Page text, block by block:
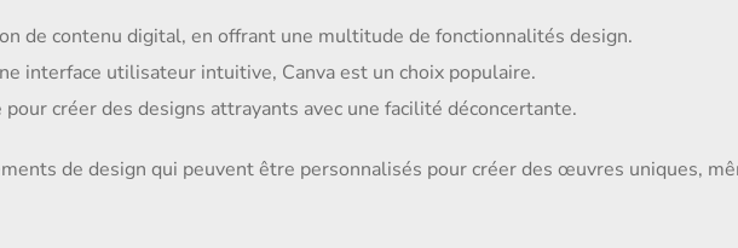
de contenu digital, en offrant une multitude de fonctionnalités design.
interface utilisateur intuitive, Canva est un choix populaire.
créer des designs attrayants avec une facilité déconcertante.
de design qui peuvent être personnalisés pour créer des œuvres uniques,